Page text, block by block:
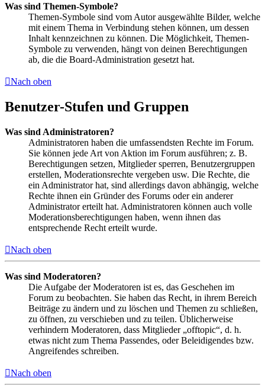
Was sind Themen-Symbole?
Themen-Symbole sind vom Autor ausgewählte Bilder, welche
mit einem Thema in Verbindung stehen können, um dessen
Inhalt kennzeichnen zu können. Die Möglichkeit, Themen-
Symbole zu verwenden, hängt von deinen Berechtigungen
ab, die die Board-Administration gesetzt hat.
Nach oben
Benutzer-Stufen und Gruppen
Was sind Administratoren?
Administratoren haben die umfassendsten Rechte im Forum.
Sie können jede Art von Aktion im Forum ausführen; z. B.
Berechtigungen setzen, Mitglieder sperren, Benutzergruppen
erstellen, Moderationsrechte vergeben usw. Die Rechte, die
ein Administrator hat, sind allerdings davon abhängig, welche
Rechte ihnen ein Gründer des Forums oder ein anderer
Administrator erteilt hat. Administratoren können auch volle
Moderationsberechtigungen haben, wenn ihnen das
entsprechende Recht erteilt wurde.
Nach oben
Was sind Moderatoren?
Die Aufgabe der Moderatoren ist es, das Geschehen im
Forum zu beobachten. Sie haben das Recht, in ihrem Bereich
Beiträge zu ändern und zu löschen und Themen zu schließen,
zu öffnen, zu verschieben und zu teilen. Üblicherweise
verhindern Moderatoren, dass Mitglieder „offtopic“, d. h.
etwas nicht zum Thema Passendes, oder Beleidigendes bzw.
Angreifendes schreiben.
Nach oben